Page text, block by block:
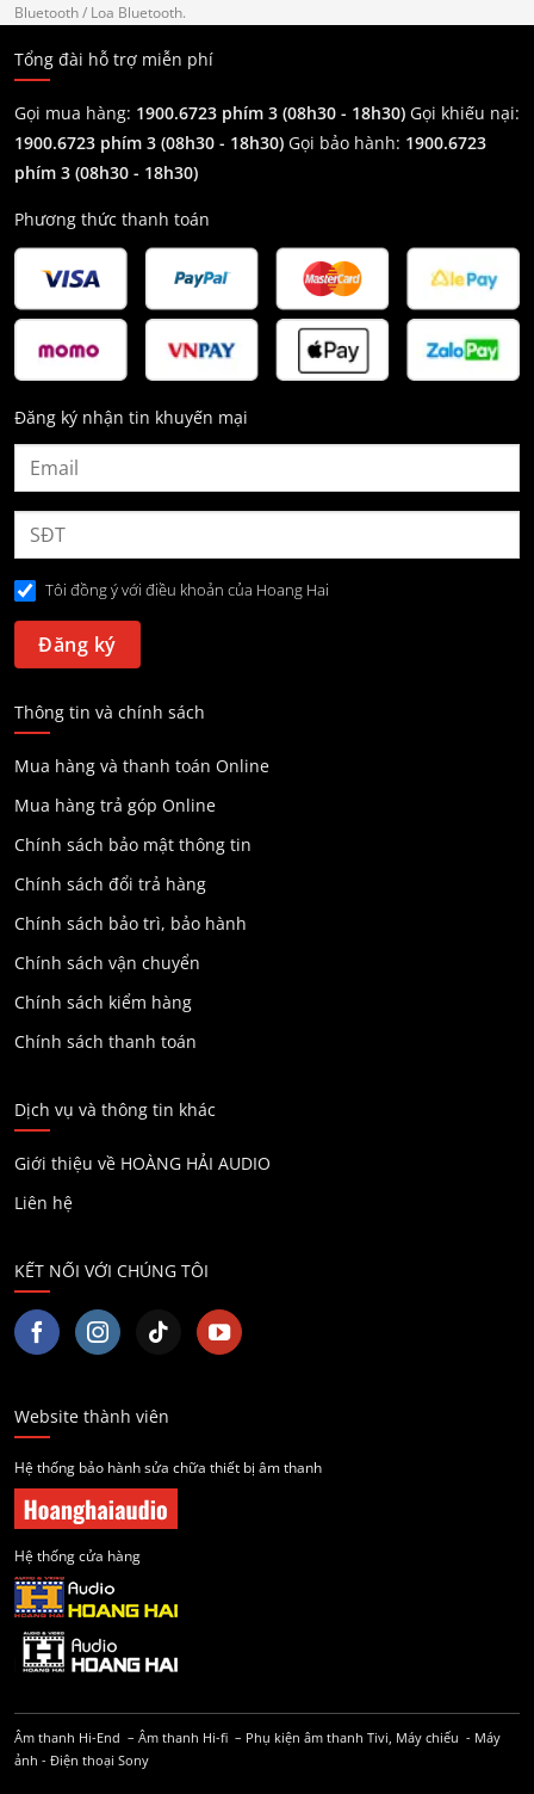
Bluetooth/ Loa Bluetooth.
Tổng đài hỗ trợ miễn phí
Gọi mua hàng: 1900.6723 phím 3 (08h30 - 18h30) Gọi khiếu nại:
1900.6723 phím 3 (08h30 - 18h30) Gọi bảo hành: 1900.6723
phím 3 (08h30 - 18h30)
Phương thức thanh toán
Đăng ký nhận tin khuyến mại
Tôi đồng ý với điều khoản của Hoang Hai
Thông tin và chính sách
Mua hàng và thanh toán Online
Mua hàng trả góp Online
Chính sách bảo mật thông tin
Chính sách đổi trả hàng
Chính sách bảo trì, bảo hành
Chính sách vận chuyển
Chính sách kiểm hàng
Chính sách thanh toán
Dịch vụ và thông tin khác
Giới thiệu về HOÀNG HẢI AUDIO
Liên hệ
KẾT NỐI VỚI CHÚNG TÔI
Website thành viên
Hệ thống bảo hành sửa chữa thiết bị âm thanh
Hệ thống cửa hàng
Âm thanh Hi-End – Âm thanh Hi-fi – Phụ kiện âm thanh Tivi, Máy chiếu - Máy
ảnh - Điện thoại Sony